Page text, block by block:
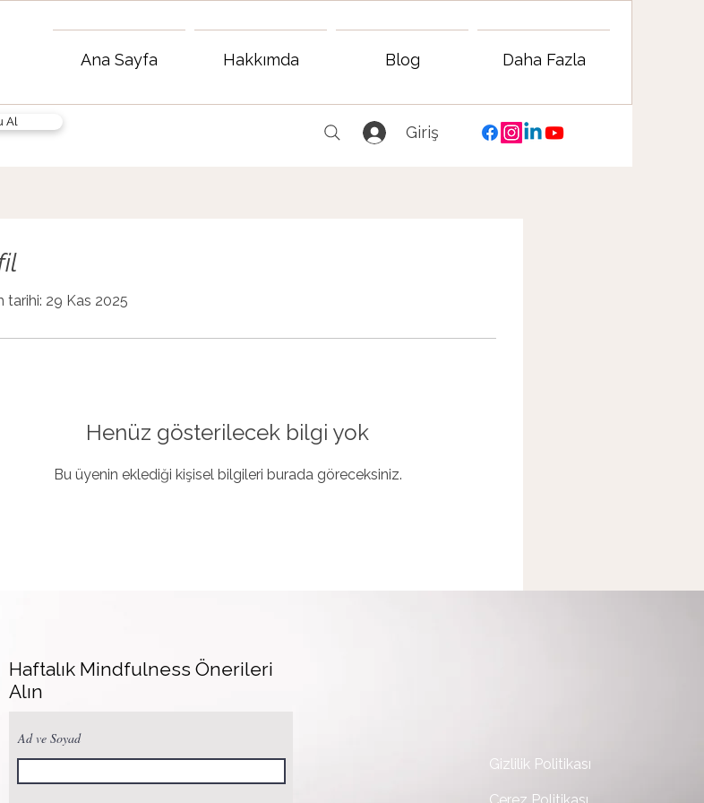
Ana Sayfa Hakkımda Blog Daha Fazla
Al
Giriş
tarihi: 29 Kas 2025
Henüz gösterilecek bilgi yok
Bu üyenin eklediği kişisel bilgileri burada göreceksiniz.
Haftalık Mindfulness Önerileri
Alın
Ad ve Soyad
Gizlilik Politikası